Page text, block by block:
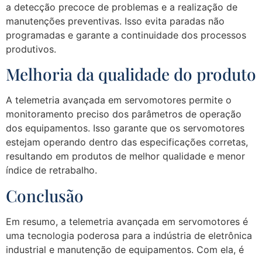
a detecção precoce de problemas e a realização de
manutenções preventivas. Isso evita paradas não
programadas e garante a continuidade dos processos
produtivos.
Melhoria da qualidade do produto
A telemetria avançada em servomotores permite o
monitoramento preciso dos parâmetros de operação
dos equipamentos. Isso garante que os servomotores
estejam operando dentro das especificações corretas,
resultando em produtos de melhor qualidade e menor
índice de retrabalho.
Conclusão
Em resumo, a telemetria avançada em servomotores é
uma tecnologia poderosa para a indústria de eletrônica
industrial e manutenção de equipamentos. Com ela, é